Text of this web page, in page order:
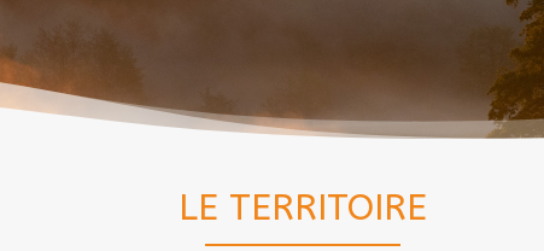
LE TERRITOIRE